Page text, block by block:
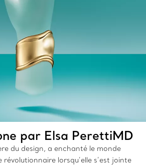
par Elsa PerettiMD
du design, a enchanté le monde
lorsqu’elle s’est jointe